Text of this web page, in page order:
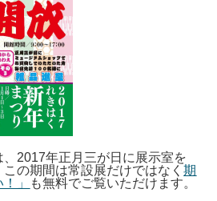
2017年正月三が日に展示室を
の期間は常設展だけではなく期
」
も無料でご覧いただけます。